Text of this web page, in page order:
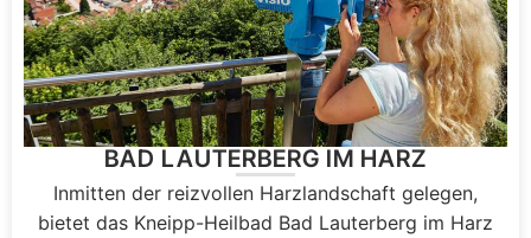
BAD LAUTERBERG IM HARZ
Inmitten der reizvollen Harzlandschaft gelegen,
bietet das Kneipp-Heilbad Bad Lauterberg im Harz